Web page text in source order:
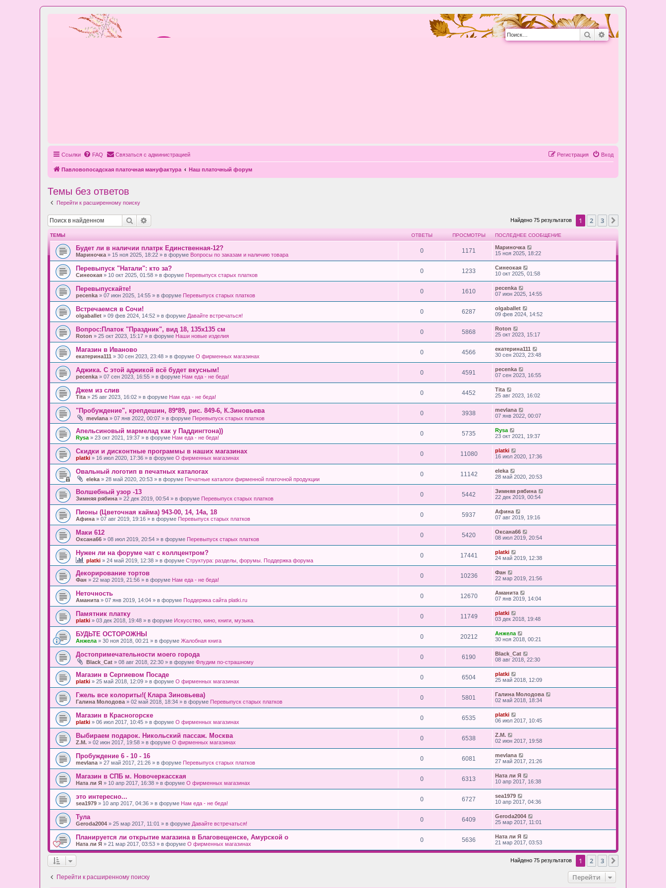
ПоискРасширенный
Ссылки FAQ Связаться с администрацией Вход
Регистрация
Павловопосадская платочная мануфактура Наш платочный форум
Темы без ответов
Перейти к расширенному поиску
Поиск Найдено 75 результатов 1 2 3
ТЕМЫ ОТВЕТЫ ПРОСМОТРЫ ПОСЛЕДНЕЕ СООБЩЕНИЕ
Будет ли в наличии платрк Единственная-12?
Мариночка » 15 ноя 2025, 18:22 » в форуме Вопросы по заказам и наличию товара
0 1171
Мариночка
15 ноя 2025, 18:22
Перевыпуск "Натали": кто за?
Синеокая » 10 окт 2025, 01:58 » в форуме Перевыпуск старых платков
0 1233
Синеокая
10 окт 2025, 01:58
Перевыпускайте!
pecenka » 07 июн 2025, 14:55 » в форуме Перевыпуск старых платков
0 1610
pecenka
07 июн 2025, 14:55
Встречаемся в Сочи!
olgaballet » 09 фев 2024, 14:52 » в форуме Давайте встречаться!
0 6287
olgaballet
09 фев 2024, 14:52
Вопрос:Платок "Праздник", вид 18, 135х135 см
Roton » 25 окт 2023, 15:17 » в форуме Наши новые изделия
0 5868
Roton
25 окт 2023, 15:17
Магазин в Иваново
екатерина111 » 30 сен 2023, 23:48 » в форуме О фирменных магазинах
0 4566
екатерина111
30 сен 2023, 23:48
Аджика. С этой аджикой всё будет вкусным!
pecenka » 07 сен 2023, 16:55 » в форуме Нам еда - не беда!
0 4591
pecenka
07 сен 2023, 16:55
Джем из слив
Tita » 25 авг 2023, 16:02 » в форуме Нам еда - не беда!
0 4452
Tita
25 авг 2023, 16:02
"Пробуждение", крепдешин, 89*89, рис. 849-6, К.Зиновьева
mevlana » 07 янв 2022, 00:07 » в форуме Перевыпуск старых платков
0 3938
mevlana
07 янв 2022, 00:07
Апельсиновый мармелад как у Паддингтона))
Rysa » 23 окт 2021, 19:37 » в форуме Нам еда - не беда!
0 5735
Rysa
23 окт 2021, 19:37
Скидки и дисконтные программы в наших магазинах
platki » 16 июл 2020, 17:36 » в форуме О фирменных магазинах
0 11080
platki
16 июл 2020, 17:36
Овальный логотип в печатных каталогах
eleka » 28 май 2020, 20:53 » в форуме Печатные каталоги фирменной платочной продукции
0 11142
eleka
28 май 2020, 20:53
Волшебный узор -13
Зимняя рябина » 22 дек 2019, 00:54 » в форуме Перевыпуск старых платков
0 5442
Зимняя рябина
22 дек 2019, 00:54
Пионы (Цветочная кайма) 943-00, 14, 14а, 18
Афина » 07 авг 2019, 19:16 » в форуме Перевыпуск старых платков
0 5937
Афина
07 авг 2019, 19:16
Маки 612
Оксана66 » 08 июл 2019, 20:54 » в форуме Перевыпуск старых платков
0 5420
Оксана66
08 июл 2019, 20:54
Нужен ли на форуме чат с коллцентром?
platki » 24 май 2019, 12:38 » в форуме Структура: разделы, форумы. Поддержка форума
0 17441
platki
24 май 2019, 12:38
Декорирование тортов
Фан » 22 мар 2019, 21:56 » в форуме Нам еда - не беда!
0 10236
Фан
22 мар 2019, 21:56
Неточность
Аманита » 07 янв 2019, 14:04 » в форуме Поддержка сайта platki.ru
0 12670
Аманита
07 янв 2019, 14:04
Памятник платку
platki » 03 дек 2018, 19:48 » в форуме Искусство, кино, книги, музыка.
0 11749
platki
03 дек 2018, 19:48
БУДЬТЕ ОСТОРОЖНЫ
Анжела » 30 ноя 2018, 00:21 » в форуме Жалобная книга
0 20212
Анжела
30 ноя 2018, 00:21
Достопримечательности моего города
Black_Cat » 08 авг 2018, 22:30 » в форуме Флудим по-страшному
0 6190
Black_Cat
08 авг 2018, 22:30
Магазин в Сергиевом Посаде
platki » 25 май 2018, 12:09 » в форуме О фирменных магазинах
0 6504
platki
25 май 2018, 12:09
Гжель все колориты!( Клара Зиновьева)
Галина Молодова » 02 май 2018, 18:34 » в форуме Перевыпуск старых платков
0 5801
Галина Молодова
02 май 2018, 18:34
Магазин в Красногорске
platki » 06 июл 2017, 10:45 » в форуме О фирменных магазинах
0 6535
platki
06 июл 2017, 10:45
Выбираем подарок. Никольский пассаж. Москва
Z.M. » 02 июн 2017, 19:58 » в форуме О фирменных магазинах
0 6538
Z.M.
02 июн 2017, 19:58
Пробуждение 6 - 10 - 16
mevlana » 27 май 2017, 21:26 » в форуме Перевыпуск старых платков
0 6081
mevlana
27 май 2017, 21:26
Магазин в СПБ м. Новочеркасская
Ната ли Я » 10 апр 2017, 16:38 » в форуме О фирменных магазинах
0 6313
Ната ли Я
10 апр 2017, 16:38
это интересно...
sea1979 » 10 апр 2017, 04:36 » в форуме Нам еда - не беда!
0 6727
sea1979
10 апр 2017, 04:36
Тула
Geroda2004 » 25 мар 2017, 11:01 » в форуме Давайте встречаться!
0 6409
Geroda2004
25 мар 2017, 11:01
Планируется ли открытие магазина в Благовещенске, Амурской о
Ната ли Я » 21 мар 2017, 03:53 » в форуме О фирменных магазинах
0 5636
Ната ли Я
21 мар 2017, 03:53
Найдено 75 результатов 1 2 3
Перейти к расширенному поиску Перейти